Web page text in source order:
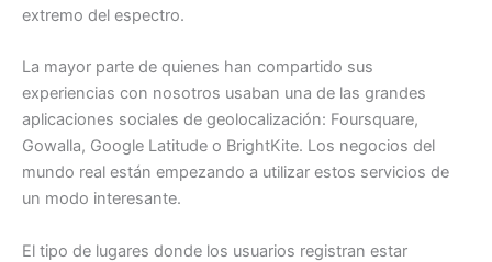
extremo del espectro.
La mayor parte de quienes han compartido sus
experiencias con nosotros usaban una de las grandes
aplicaciones sociales de geolocalización: Foursquare,
Gowalla, Google Latitude o BrightKite. Los negocios del
mundo real están empezando a utilizar estos servicios de
un modo interesante.
El tipo de lugares donde los usuarios registran estar